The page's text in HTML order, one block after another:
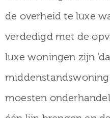
de overheid te luxe
verdedigd met de
luxe woningen zijn
moesten